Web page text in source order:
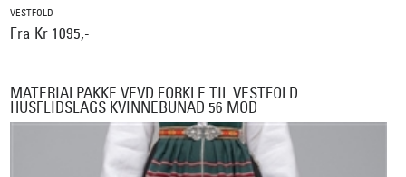
VESTFOLD
Fra Kr 1095,-
MATERIALPAKKE VEVD FORKLE TIL VESTFOLD
HUSFLIDSLAGS KVINNEBUNAD 56 MOD